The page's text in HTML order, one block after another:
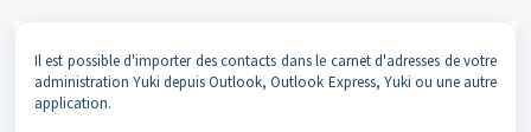
Il est possible d'importer des contacts dans le carnet d'adresses de votre
administration Yuki depuis Outlook, Outlook Express, Yuki ou une autre
application.